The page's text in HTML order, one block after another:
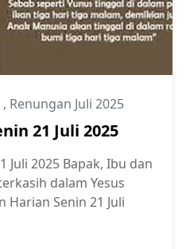
, Renungan Juli 2025
21 Juli 2025
Juli 2025 Bapak, Ibu dan
dalam Yesus
Harian Senin 21 Juli